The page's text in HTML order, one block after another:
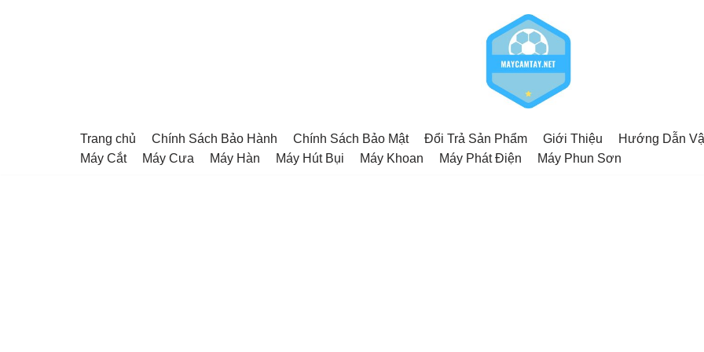
Trang chủ Chính Sách Bảo Hành Chính Sách Bảo Mật Đổi Trả Sản Phẩm Giới Thiệu Hướng Dẫn
Máy Cắt
Máy Cưa Máy Hàn Máy Hút Bụi Máy Khoan Máy Phát Điện Máy Phun Sơn